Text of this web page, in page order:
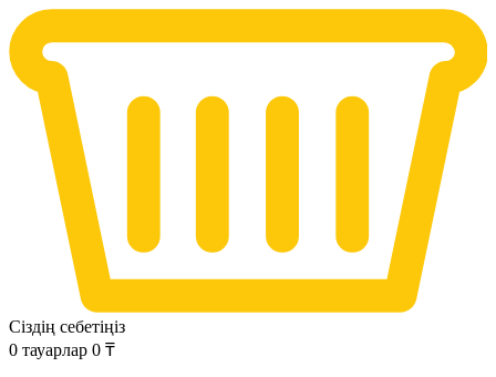
Сіздің себетіңіз
0 тауарлар 0 ₸